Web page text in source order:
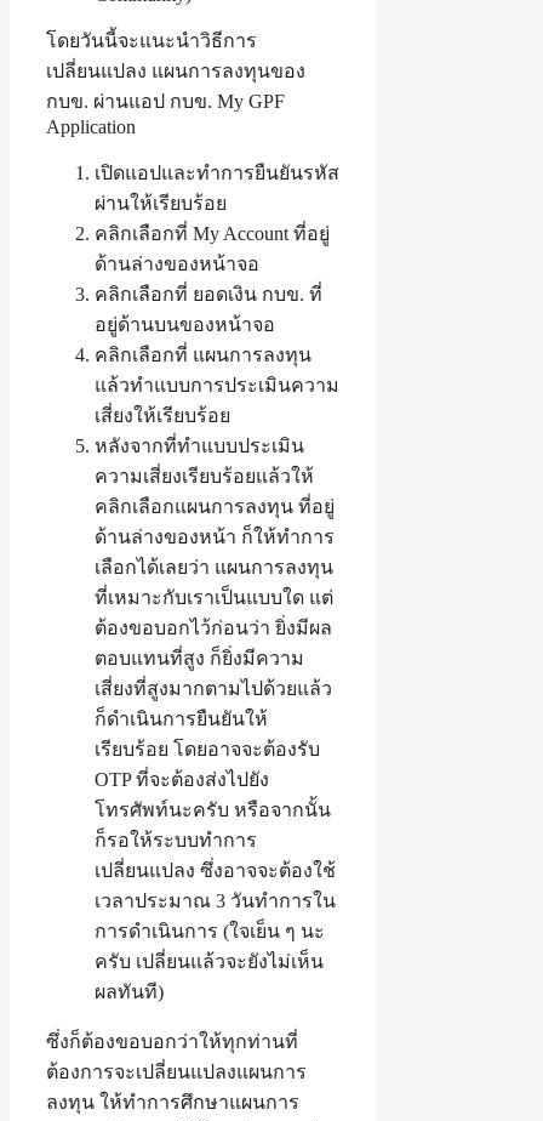
โดยวันนี้จะแนะนำวิธีการ
เปลี่ยนแปลง แผนการลงทุนของ
กบข. ผ่านแอป กบข. My GPF
Application
เปิดแอปและทำการยืนยันรหัส
ผ่านให้เรียบร้อย
คลิกเลือกที่ My Account ที่อยู่
ด้านล่างของหน้าจอ
คลิกเลือกที่ ยอดเงิน กบข. ที่
อยู่ด้านบนของหน้าจอ
คลิกเลือกที่ แผนการลงทุน
แล้วทำแบบการประเมินความ
เสี่ยงให้เรียบร้อย
หลังจากที่ทำแบบประเมิน
ความเสี่ยงเรียบร้อยแล้วให้
คลิกเลือกแผนการลงทุน ที่อยู่
ด้านล่างของหน้า ก็ให้ทำการ
เลือกได้เลยว่า แผนการลงทุน
ที่เหมาะกับเราเป็นแบบใด แต่
ต้องขอบอกไว้ก่อนว่า ยิ่งมีผล
ตอบแทนที่สูง ก็ยิ่งมีความ
เสี่ยงที่สูงมากตามไปด้วยแล้ว
ก็ดำเนินการยืนยันให้
เรียบร้อย โดยอาจจะต้องรับ
OTP ที่จะต้องส่งไปยัง
โทรศัพท์นะครับ หรือจากนั้น
ก็รอให้ระบบทำการ
เปลี่ยนแปลง ซึ่งอาจจะต้องใช้
เวลาประมาณ 3 วันทำการใน
การดำเนินการ (ใจเย็น ๆ นะ
ครับ เปลี่ยนแล้วจะยังไม่เห็น
ผลทันที)
ซึ่งก็ต้องขอบอกว่าให้ทุกท่านที่
ต้องการจะเปลี่ยนแปลงแผนการ
ลงทุน ให้ทำการศึกษาแผนการ